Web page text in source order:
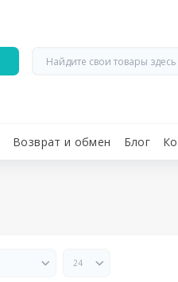
Возврат и обмен Блог